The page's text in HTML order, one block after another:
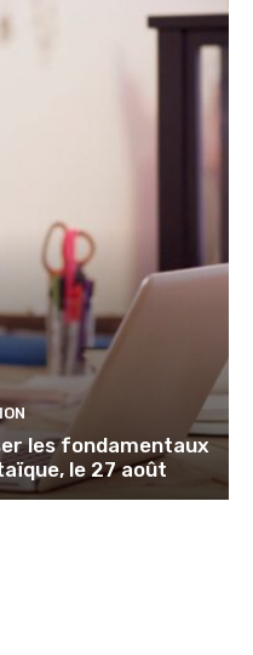
les fondamentaux
le 27 août